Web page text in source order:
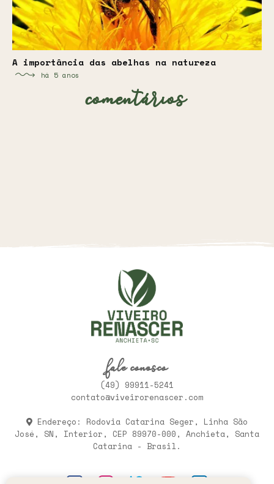
A importância das abelhas na natureza
há 5 anos comentários
fale conosco
(49) 99911-5241
contato@viveirorenascer.com
Endereço: Rodovia Catarina Seger, Linha São
José, SN, Interior, CEP 89970-000, Anchieta, Santa
Catarina - Brasil.